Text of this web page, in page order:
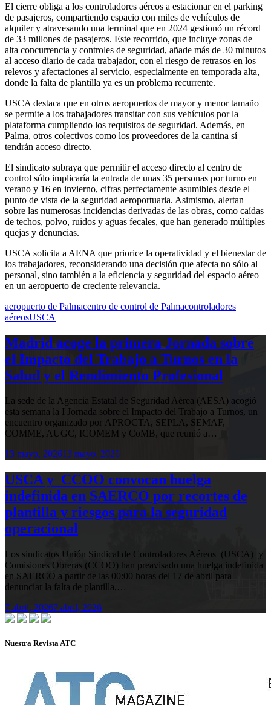
El cierre obliga a los controladores aéreos a estacionar en el parking
de pasajeros, compartiendo espacio con miles de vehículos de
alquiler y atravesando una terminal que en 2024 gestionó un récord
de 33 millones de pasajeros. Este recorrido, que incluye zonas de
alta concurrencia y controles de seguridad, añade más de 30 minutos
al acceso diario de cada trabajador, con el riesgo de retrasos en los
relevos y afectaciones al servicio, especialmente en temporada alta,
donde la falta de plantilla ya es un problema recurrente.
USCA destaca que en otros aeropuertos de mayor y menor tamaño
se permite a los trabajadores transitar con sus vehículos por la
plataforma cumpliendo los requisitos de seguridad. Además, en
Palma, otros colectivos como los proveedores de la cantina sí
tendrán acceso directo.
El sindicato subraya que permitir el acceso directo al centro de
control sólo implicaría la entrada de unas 35 personas por turno en
verano y 16 en invierno, cifras perfectamente asumibles desde el
punto de vista de la seguridad aeroportuaria. Asimismo, alertan
sobre las numerosas incidencias derivadas de las obras, como caídas
de techos, polvo, ruidos y aguas fecales, que han generado múltiples
quejas y denuncias.
USCA solicita a AENA que priorice la operatividad y el bienestar de
los trabajadores, reconsiderando una decisión que afecta no sólo al
personal, sino también a la eficiencia y seguridad del espacio aéreo
en un aeropuerto de creciente relevancia.
aeropuerto de Palmacentro de control de Palmacontroladores
aéreosUSCA
Madrid acoge la primera Jornada sobre
el Impacto del Trabajo a Turnos en la
Salud y el Rendimiento Profesional
La sede de la Agencia Estatal de Seguridad Aérea (AESA) acogió
esta semana la I Jornada sobre el Impacto del Trabajo a Turnos, un
encuentro organizado por APROCTA, SEPLA, SEMAF,
COMME, AUGC, ICOMEM y CoMB, que reunió a…
13 mayo, 202613 mayo, 2026
USCA y CCOO convocan huelga
indefinida en SAERCO por recortes de
plantilla y riesgos para la seguridad
operacional
Los sindicatos Unión Sindical de Controladores Aéreos (USCA) y
Comisiones Obreras (CCOO) han preavisado una huelga indefinida
en SAERCO a partir de las 00:00 horas del 17 de abril para
denunciar la falta de plantilla,…
7 abril, 20267 abril, 2026
Nuestra Revista ATC